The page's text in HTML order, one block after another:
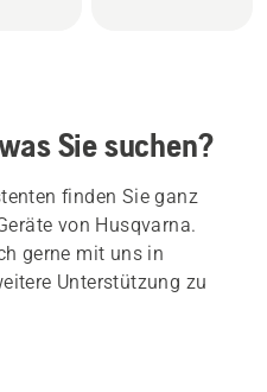
Sie suchen?
finden Sie ganz
von Husqvarna.
gerne mit uns in
Unterstützung zu